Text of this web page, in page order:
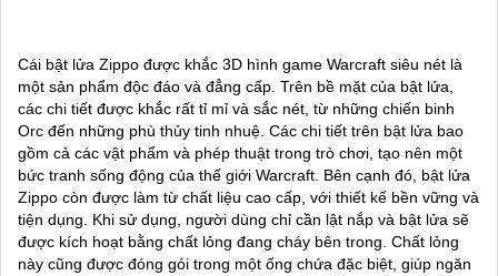
Cái bật lửa Zippo được khắc 3D hình game Warcraft siêu nét là
một sản phẩm độc đáo và đẳng cấp. Trên bề mặt của bật lửa,
các chi tiết được khắc rất tỉ mỉ và sắc nét, từ những chiến binh
Orc đến những phù thủy tinh nhuệ. Các chi tiết trên bật lửa bao
gồm cả các vật phẩm và phép thuật trong trò chơi, tạo nên một
bức tranh sống động của thế giới Warcraft. Bên cạnh đó, bật lửa
Zippo còn được làm từ chất liệu cao cấp, với thiết kế bền vững và
tiện dụng. Khi sử dụng, người dùng chỉ cần lật nắp và bật lửa sẽ
được kích hoạt bằng chất lỏng đang cháy bên trong. Chất lỏng
này cũng được đóng gói trong một ống chứa đặc biệt, giúp ngăn